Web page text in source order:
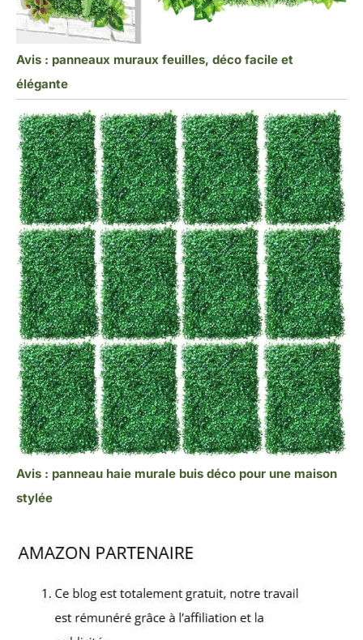
Avis : panneaux muraux feuilles, déco facile et
élégante
Avis : panneau haie murale buis déco pour une maison
stylée